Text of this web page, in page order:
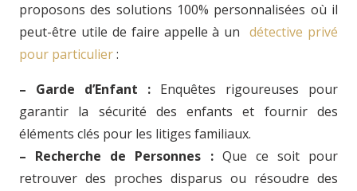
proposons des solutions 100% personnalisées où il
peut-être utile de faire appelle à undétective privé
pour particulier:
– Garde d’Enfant : Enquêtes rigoureuses pour
garantir la sécurité des enfants et fournir des
éléments clés pour les litiges familiaux.
– Recherche de Personnes :Que ce soit pour
retrouver des proches disparus ou résoudre des